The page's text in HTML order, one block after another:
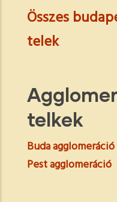
Összes
telek
telkek
Buda agglomeráció
Pest agglomeráció